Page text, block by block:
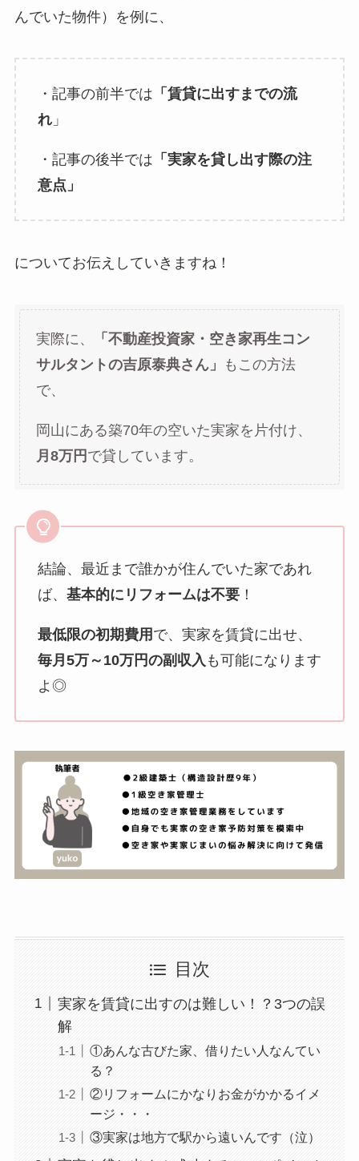
んでいた物件）を例に、
・記事の前半では 「賃貸に出すまでの流
れ」
・記事の後半では 「実家を貸し出す際の注
意点」
についてお伝えしていきますね！
実際に、
「不動産投資家・空き家再生コン
サルタントの吉原泰典さん」
もこの方法
で、
岡山にある築70年の空いた実家を片付け、
月8万円 で貸しています。
結論、最近まで誰かが住んでいた家であれ
ば、 基本的にリフォームは不要！
最低限の初期費用 で、実家を賃貸に出せ、
毎月5万～10万円の副収入 も可能になります
よ◎
目次
実家を賃貸に出すのは難しい！？3つの誤
解
①あんな古びた家、借りたい人なんてい
る？
②リフォームにかなりお金がかかるイメ
ージ・・・
③実家は地方で駅から遠いんです（泣）